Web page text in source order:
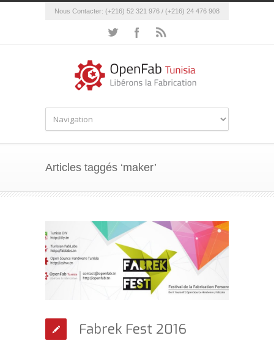
Nous Contacter: (+216) 52 321 976 / (+216) 24 476 908
Articles taggés ‘maker’
Fabrek Fest 2016